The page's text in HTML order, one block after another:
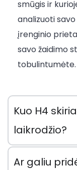
smūgis ir
analizuoti
įrenginio
savo žaidimo
tobulintumėte.
Kuo H4
laikrodžio?
Ar galiu